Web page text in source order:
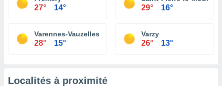
27° 14° 29° 16°
Varennes-Vauzelles
28° 15°
Varzy
26° 13°
Localités à proximité